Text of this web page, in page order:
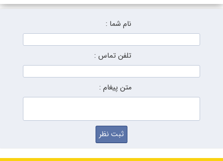
نام شما :
تلفن تماس :
متن پیغام :